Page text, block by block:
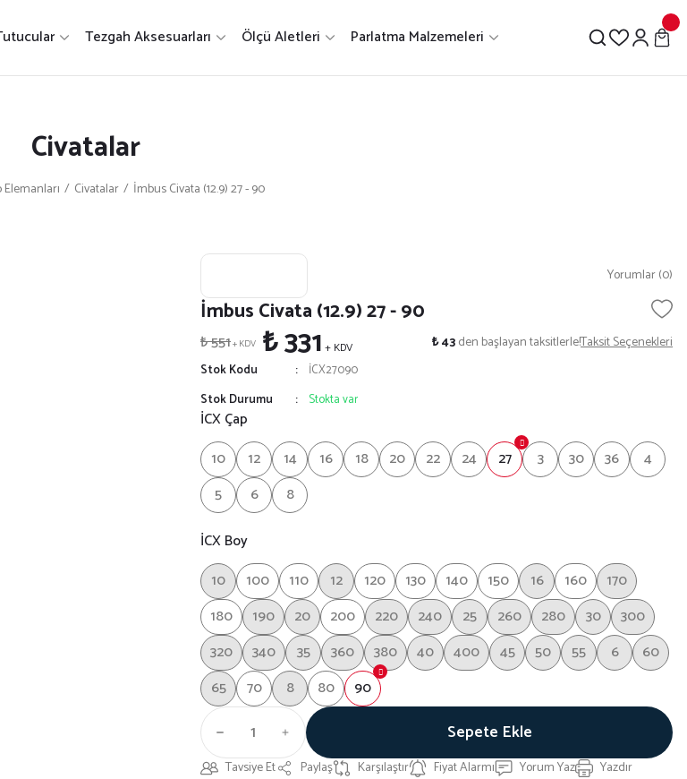
Tezgah Aksesuarları Ölçü Aletleri Parlatma Malzemeleri
Civatalar
Elemanları Civatalar İmbus Civata (12.9) 27 - 90
Yorumlar (0)
İmbus Civata (12.9) 27 - 90
₺ 551+ KDV ₺ 331 + KDV ₺ 43den başlayan taksitlerle!Taksit Seçenekleri
Stok Kodu
İCX27090
Stok Durumu
Stokta var
İCX Çap
10
12 14 16 18 20 22 24 27 3 30 36
4
5
6
8
İCX Boy
10
100 110 12 120 130 140 150 16 160
170
180
190 20 200 220 240 25 260 280 30
300
320
340 35 360 380 40 400 45 50 55 6
60
65
70 8 80 90
Sepete Ekle
Tavsiye Et Paylaş Karşılaştır Fiyat Alarmı Yorum Yaz Yazdır